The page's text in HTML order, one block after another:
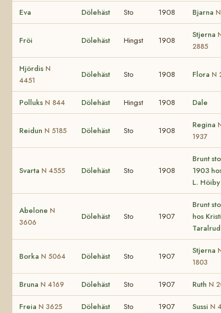
Eva Dölehäst Sto 1908 Bjarna
Fröi Dölehäst Hingst 1908
Stjerna
2885
Hjördis N
4451
Dölehäst Sto 1908 Flora N
Polluks N 844 Dölehäst Hingst 1908 Dale
Reidun N 5185 Dölehäst Sto 1908
Regina
1937
Svarta N 4555 Dölehäst Sto 1908
Brunt
1903
L. Höiby
Abelone N
3606
Dölehäst Sto 1907
Brunt
hos
Taralrud
Borka N 5064 Dölehäst Sto 1907
Stjerna
1803
Bruna N 4169 Dölehäst Sto 1907 Ruth N
Freia N 3625 Dölehäst Sto 1907 Sussi N